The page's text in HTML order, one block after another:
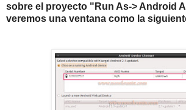
sobre el proyecto "Run As-> Android
veremos una ventana como la